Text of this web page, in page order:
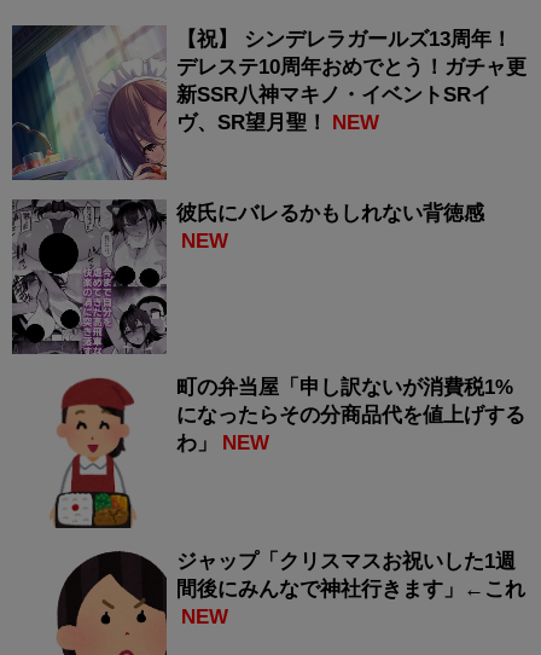
【祝】 シンデレラガールズ13周年！
デレステ10周年おめでとう！ガチャ更
新SSR八神マキノ・イベントSRイ
ヴ、SR望月聖！
NEW
彼氏にバレるかもしれない背徳感
NEW
町の弁当屋「申し訳ないが消費税1%
になったらその分商品代を値上げする
わ」
NEW
ジャップ「クリスマスお祝いした1週
間後にみんなで神社行きます」←これ
NEW